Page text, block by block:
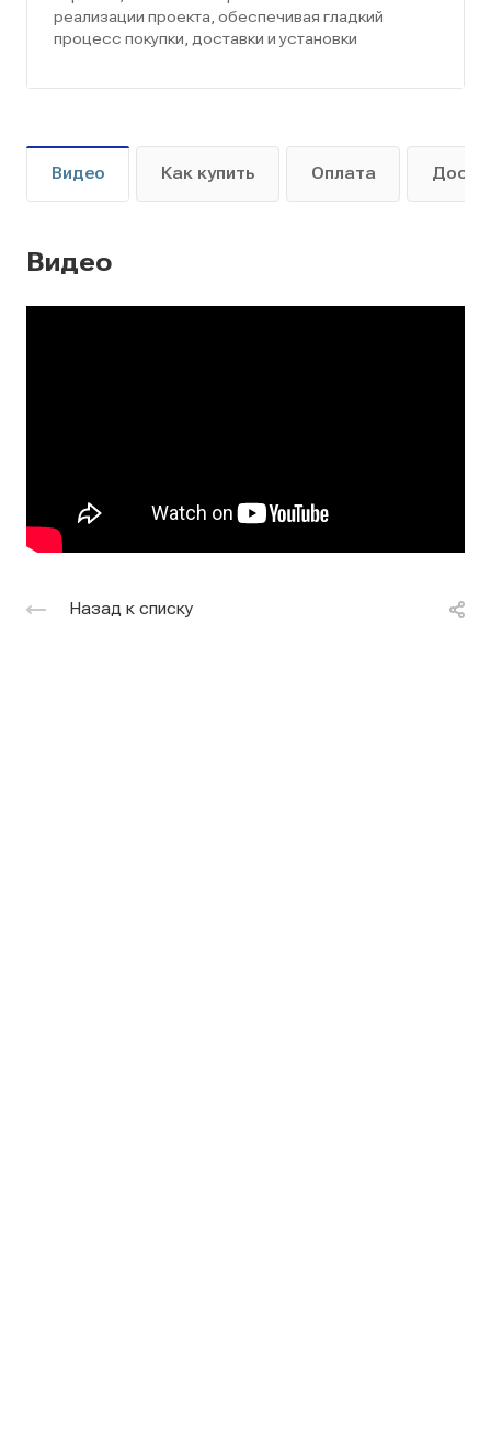
реализации проекта, обеспечивая гладкий
процесс покупки, доставки и установки
Видео Как купить Оплата
Видео
Назад к списку